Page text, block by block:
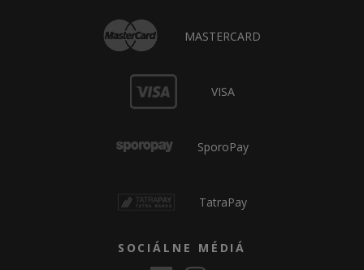
MASTERCARD
VISA
SporoPay
TatraPay
SOCIÁLNE MÉDIÁ